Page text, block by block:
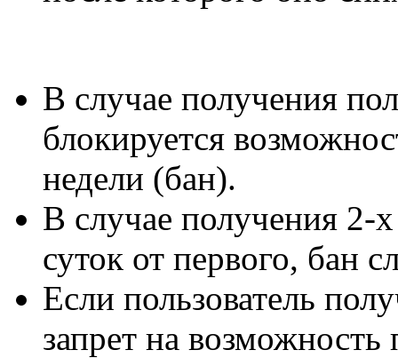
В случае получения
блокируется
недели (бан).
В случае получения 2-
суток от первого, бан
Если пользователь
запрет на возможность